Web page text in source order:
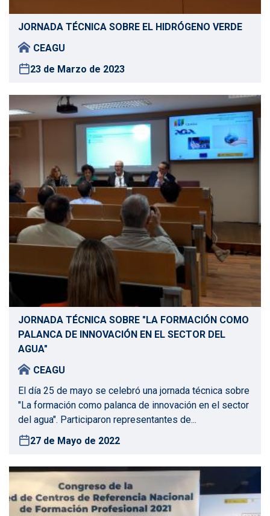
JORNADA TÉCNICA SOBRE EL HIDRÓGENO VERDE
CEAGU
23 de Marzo de 2023
JORNADA TÉCNICA SOBRE "LA FORMACIÓN COMO
PALANCA DE INNOVACIÓN EN EL SECTOR DEL
AGUA"
CEAGU
El día 25 de mayo se celebró una jornada técnica sobre
"La formación como palanca de innovación en el sector
del agua". Participaron representantes de...
27 de Mayo de 2022